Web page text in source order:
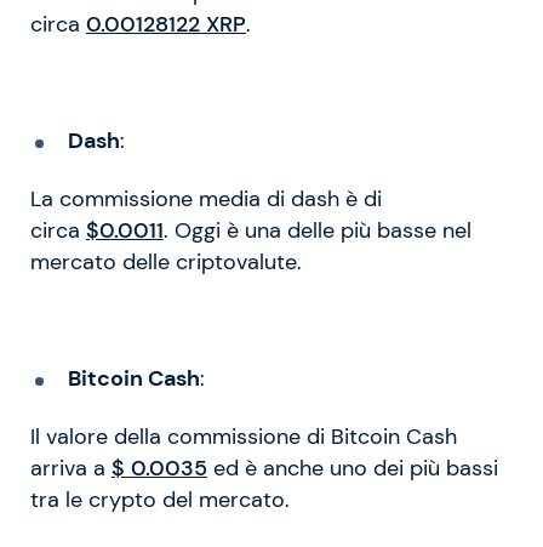
circa 0.00128122 XRP.
Dash:
La commissione media di dash è di
circa $0.0011. Oggi è una delle più basse nel
mercato delle criptovalute.
Bitcoin Cash:
Il valore della commissione di Bitcoin Cash
arriva a $ 0.0035 ed è anche uno dei più bassi
tra le crypto del mercato.